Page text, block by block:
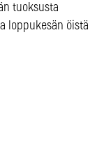
tuoksusta
loppukesän öistä